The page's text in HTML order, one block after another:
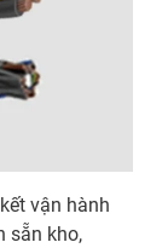
vận hành
sẵn kho,